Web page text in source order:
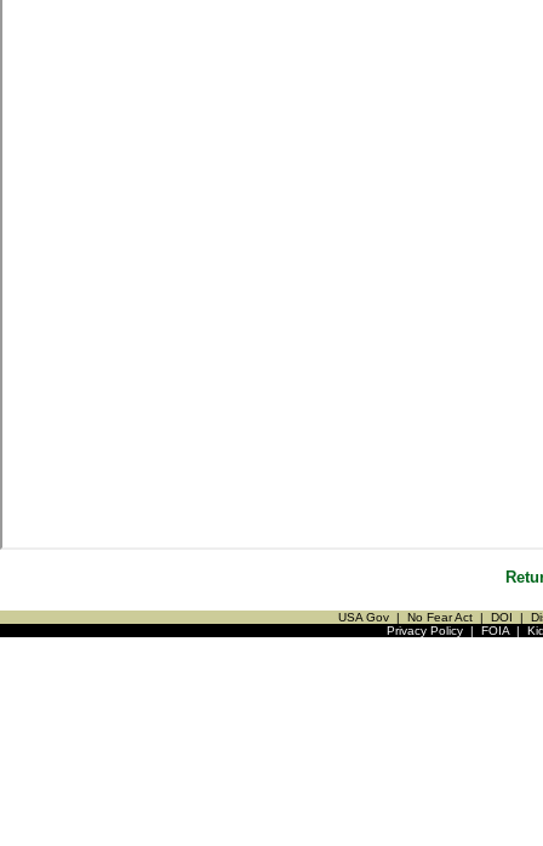
USA Gov | No Fear Act | DOI |
Privacy Policy| FOIA|